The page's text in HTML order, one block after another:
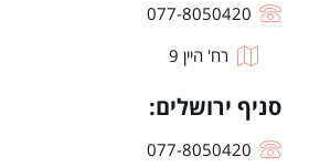
077-8050420
רח' היין 9
סניף ירושלים:
077-8050420